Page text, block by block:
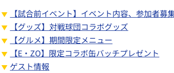
【試合前イベント】イベント内容、参加者募
【グッズ】対戦球団コラボグッズ
【グルメ】期間限定メニュー
【E・ZO】限定コラボ缶バッチプレゼント
ゲスト情報